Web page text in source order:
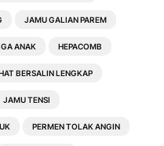
JAMU GALIAN PAREM
ANAK HEPACOMB
BERSALIN LENGKAP
JAMU TENSI
PERMEN TOLAK ANGIN